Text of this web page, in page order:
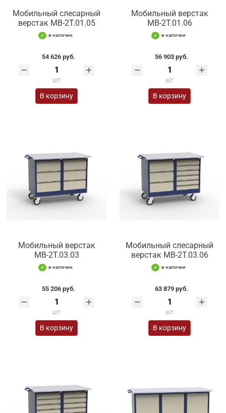
Мобильный слесарный
верстак МВ-2Т.01.05
в наличии
54 626 руб.
шт
В корзину
Мобильный верстак
МВ-2Т.01.06
в наличии
56 903 руб.
шт
В корзину
Мобильный верстак
МВ-2Т.03.03
в наличии
55 206 руб.
шт
В корзину
Мобильный слесарный
верстак МВ-2Т.03.06
в наличии
63 879 руб.
шт
В корзину